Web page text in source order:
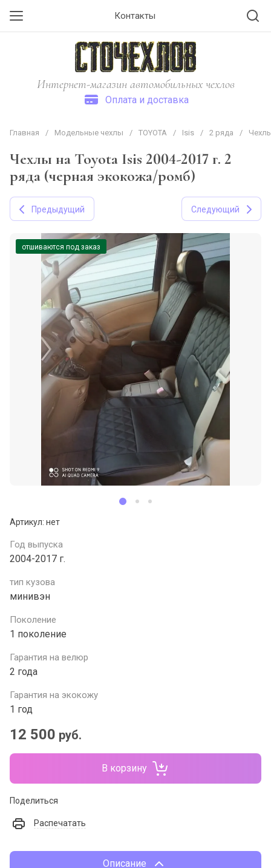
Контакты
Интернет-магазин автомобильных чехлов
Оплата и доставка
Главная / Модельные чехлы / TOYOTA / Isis / 2 ряда /
Чехлы на Toyota Isis 2004-2017 г. 2
ряда (черная экокожа/ромб)
Предыдущий Следующий
отшиваются под заказ
Артикул: нет
Год выпуска
2004-2017 г.
тип кузова
минивэн
Поколение
1 поколение
Гарантия на велюр
2 года
Гарантия на экокожу
1 год
12 500 руб.
В корзину
Поделиться
Распечатать
Описание